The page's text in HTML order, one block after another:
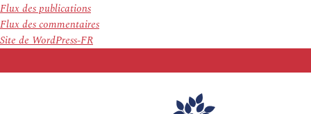
Flux des publications
Flux des commentaires
Site de WordPress-FR